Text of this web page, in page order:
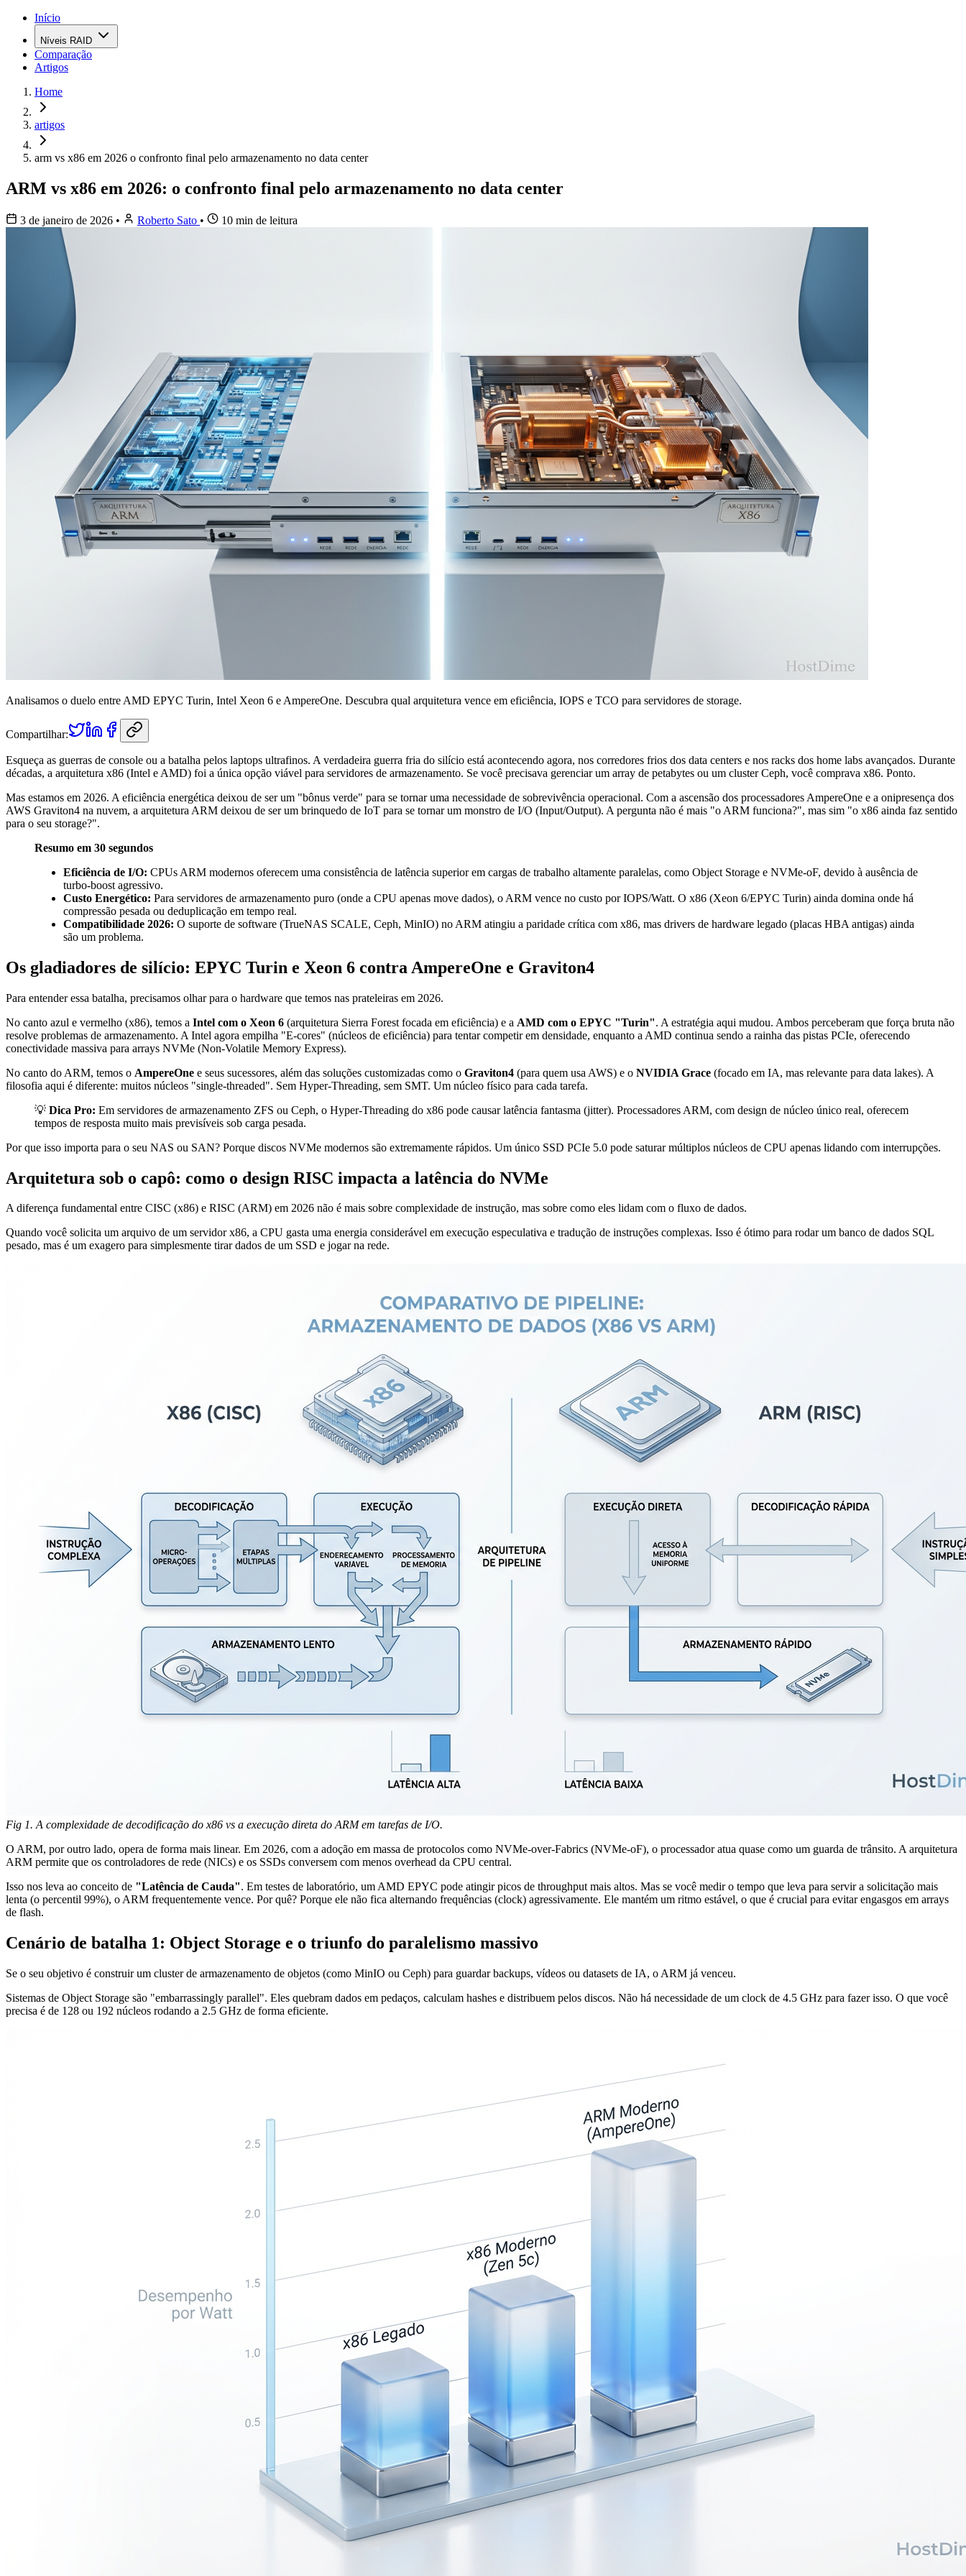
Início
Níveis RAID
Comparação
Artigos
Home
artigos
arm vs x86 em 2026 o confronto final pelo armazenamento no data center
ARM vs x86 em 2026: o confronto final pelo armazenamento no data center
3 de janeiro de 2026 • Roberto Sato • 10 min de leitura
Analisamos o duelo entre AMD EPYC Turin, Intel Xeon 6 e AmpereOne. Descubra qual arquitetura vence em eficiência, IOPS e TCO para servidores de storage.
Compartilhar:
Esqueça as guerras de console ou a batalha pelos laptops ultrafinos. A verdadeira guerra fria do silício está acontecendo agora, nos corredores frios dos data centers e nos racks dos home labs avançados. Durante
décadas, a arquitetura x86 (Intel e AMD) foi a única opção viável para servidores de armazenamento. Se você precisava gerenciar um array de petabytes ou um cluster Ceph, você comprava x86. Ponto.
Mas estamos em 2026. A eficiência energética deixou de ser um "bônus verde" para se tornar uma necessidade de sobrevivência operacional. Com a ascensão dos processadores AmpereOne e a onipresença dos
AWS Graviton4 na nuvem, a arquitetura ARM deixou de ser um brinquedo de IoT para se tornar um monstro de I/O (Input/Output). A pergunta não é mais "o ARM funciona?", mas sim "o x86 ainda faz sentido
para o seu storage?".
Resumo em 30 segundos
Eficiência de I/O: CPUs ARM modernos oferecem uma consistência de latência superior em cargas de trabalho altamente paralelas, como Object Storage e NVMe-oF, devido à ausência de
turbo-boost agressivo.
Custo Energético: Para servidores de armazenamento puro (onde a CPU apenas move dados), o ARM vence no custo por IOPS/Watt. O x86 (Xeon 6/EPYC Turin) ainda domina onde há
compressão pesada ou deduplicação em tempo real.
Compatibilidade 2026: O suporte de software (TrueNAS SCALE, Ceph, MinIO) no ARM atingiu a paridade crítica com x86, mas drivers de hardware legado (placas HBA antigas) ainda
são um problema.
Os gladiadores de silício: EPYC Turin e Xeon 6 contra AmpereOne e Graviton4
Para entender essa batalha, precisamos olhar para o hardware que temos nas prateleiras em 2026.
No canto azul e vermelho (x86), temos a Intel com o Xeon 6 (arquitetura Sierra Forest focada em eficiência) e a AMD com o EPYC "Turin". A estratégia aqui mudou. Ambos perceberam que força bruta não
resolve problemas de armazenamento. A Intel agora empilha "E-cores" (núcleos de eficiência) para tentar competir em densidade, enquanto a AMD continua sendo a rainha das pistas PCIe, oferecendo
conectividade massiva para arrays NVMe (Non-Volatile Memory Express).
No canto do ARM, temos o AmpereOne e seus sucessores, além das soluções customizadas como o Graviton4 (para quem usa AWS) e o NVIDIA Grace (focado em IA, mas relevante para data lakes). A
filosofia aqui é diferente: muitos núcleos "single-threaded". Sem Hyper-Threading, sem SMT. Um núcleo físico para cada tarefa.
💡 Dica Pro: Em servidores de armazenamento ZFS ou Ceph, o Hyper-Threading do x86 pode causar latência fantasma (jitter). Processadores ARM, com design de núcleo único real, oferecem
tempos de resposta muito mais previsíveis sob carga pesada.
Por que isso importa para o seu NAS ou SAN? Porque discos NVMe modernos são extremamente rápidos. Um único SSD PCIe 5.0 pode saturar múltiplos núcleos de CPU apenas lidando com interrupções.
Arquitetura sob o capô: como o design RISC impacta a latência do NVMe
A diferença fundamental entre CISC (x86) e RISC (ARM) em 2026 não é mais sobre complexidade de instrução, mas sobre como eles lidam com o fluxo de dados.
Quando você solicita um arquivo de um servidor x86, a CPU gasta uma energia considerável em execução especulativa e tradução de instruções complexas. Isso é ótimo para rodar um banco de dados SQL
pesado, mas é um exagero para simplesmente tirar dados de um SSD e jogar na rede.
Fig 1. A complexidade de decodificação do x86 vs a execução direta do ARM em tarefas de I/O.
O ARM, por outro lado, opera de forma mais linear. Em 2026, com a adoção em massa de protocolos como NVMe-over-Fabrics (NVMe-oF), o processador atua quase como um guarda de trânsito. A arquitetura
ARM permite que os controladores de rede (NICs) e os SSDs conversem com menos overhead da CPU central.
Isso nos leva ao conceito de "Latência de Cauda". Em testes de laboratório, um AMD EPYC pode atingir picos de throughput mais altos. Mas se você medir o tempo que leva para servir a solicitação mais
lenta (o percentil 99%), o ARM frequentemente vence. Por quê? Porque ele não fica alternando frequências (clock) agressivamente. Ele mantém um ritmo estável, o que é crucial para evitar engasgos em arrays
de flash.
Cenário de batalha 1: Object Storage e o triunfo do paralelismo massivo
Se o seu objetivo é construir um cluster de armazenamento de objetos (como MinIO ou Ceph) para guardar backups, vídeos ou datasets de IA, o ARM já venceu.
Sistemas de Object Storage são "embarrassingly parallel". Eles quebram dados em pedaços, calculam hashes e distribuem pelos discos. Não há necessidade de um clock de 4.5 GHz para fazer isso. O que você
precisa é de 128 ou 192 núcleos rodando a 2.5 GHz de forma eficiente.